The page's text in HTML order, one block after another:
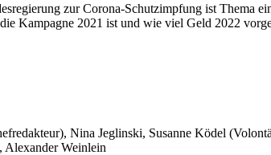
zur Corona-Schutzimpfung ist Thema
Kampagne 2021 ist und wie viel Geld 2022
Nina Jeglinski, Susanne Ködel
Alexander Weinlein